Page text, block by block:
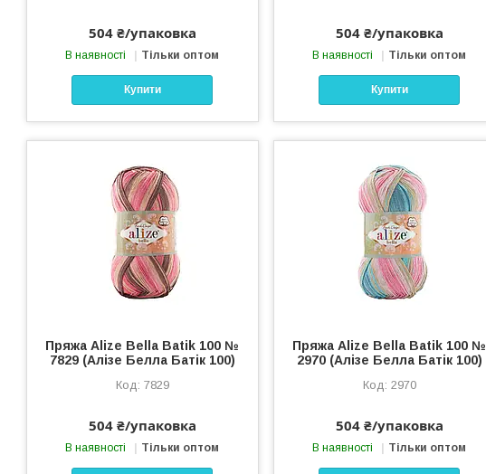
504 ₴/упаковка
В наявності Тільки оптом
Купити
504 ₴/упаковка
В наявності Тільки оптом
Купити
Пряжа Alize Bella Batik 100 №
7829 (Алізе Белла Батік 100)
7829
504 ₴/упаковка
В наявності Тільки оптом
Пряжа Alize Bella Batik 100 №
2970 (Алізе Белла Батік 100)
2970
504 ₴/упаковка
В наявності Тільки оптом